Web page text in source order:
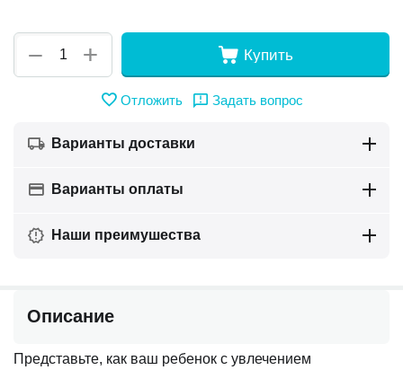
+
− Купить
Отложить Задать вопрос
Варианты доставки
Варианты оплаты
Наши преимушества
Описание
Представьте, как ваш ребенок с увлечением